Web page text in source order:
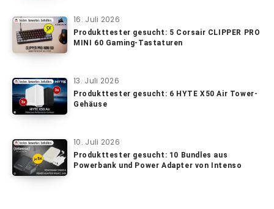
16. Juli 2026
Produkttester gesucht: 5 Corsair CLIPPER PRO
MINI 60 Gaming-Tastaturen
13. Juli 2026
Produkttester gesucht: 6 HYTE X50 Air Tower-
Gehäuse
10. Juli 2026
Produkttester gesucht: 10 Bundles aus
Powerbank und Power Adapter von Intenso